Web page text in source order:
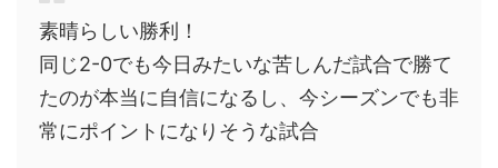
素晴らしい勝利！
同じ2-0でも今日みたいな苦しんだ試合で勝て
たのが本当に自信になるし、今シーズンでも非
常にポイントになりそうな試合